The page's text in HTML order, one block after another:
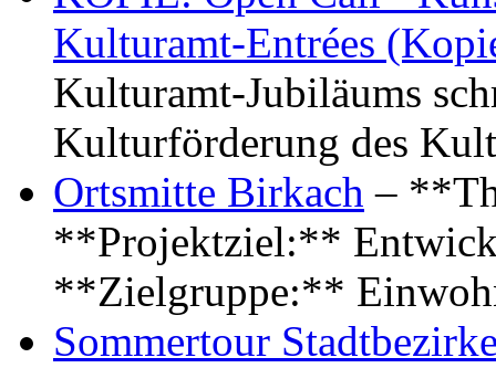
Kulturamt-Entrées
Kulturamt-Jubiläums
Kulturförderung des
Ortsmitte Birkach –
**Projektziel:**
**Zielgruppe:**
Sommertour